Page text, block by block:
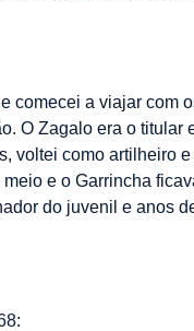
comecei a viajar com
O Zagalo era o titular
voltei como artilheiro
e o Garrincha
do juvenil e anos